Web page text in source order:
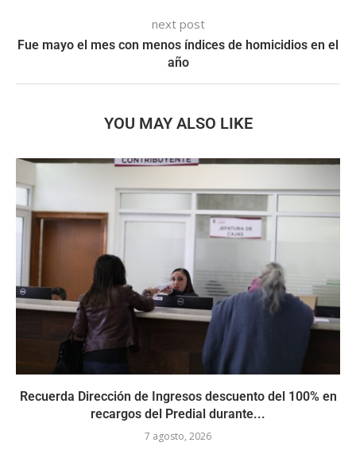
next post
Fue mayo el mes con menos índices de homicidios en el
año
YOU MAY ALSO LIKE
Recuerda Dirección de Ingresos descuento del 100% en
recargos del Predial durante...
7 agosto, 2026